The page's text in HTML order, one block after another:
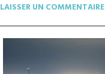
LAISSER UN COMMENTAIRE